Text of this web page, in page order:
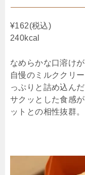
¥162(税込)
240kcal
なめらかな口溶け
自慢のミルククリ
っぷりと詰め込んだ
サクッとした食感
ットとの相性抜群。